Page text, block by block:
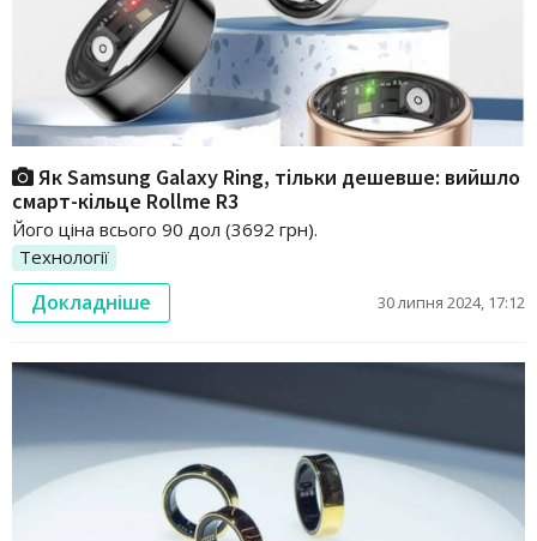
Як Samsung Galaxy Ring, тільки дешевше: вийшло
смарт-кільце Rollme R3
Його ціна всього 90 дол (3692 грн).
Технології
Докладніше 30 липня 2024, 17:12